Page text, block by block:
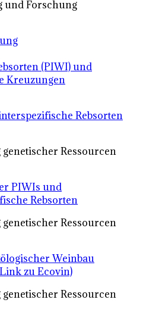
und Forschung
(PIWI) und
Kreuzungen
Rebsorten
Ressourcen
PIWIs und
Rebsorten
Ressourcen
Weinbau
zu Ecovin)
Ressourcen